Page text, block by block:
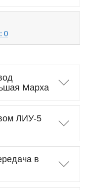
0
Марха
ЛИУ-5
в